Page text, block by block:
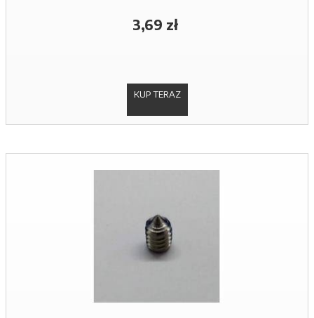
3,69 zł
KUP TERAZ